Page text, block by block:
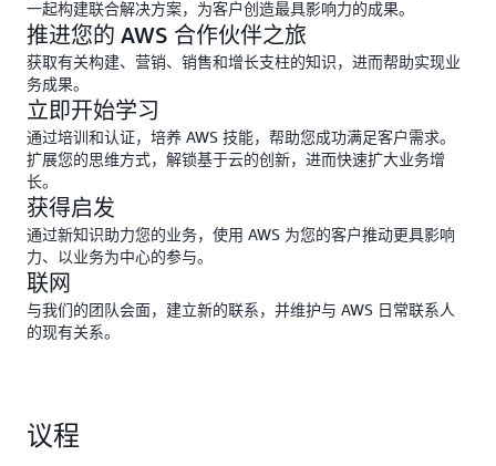
一起构建联合解决方案，为客户创造最具影响力的成果。
推进您的 AWS 合作伙伴之旅
获取有关构建、营销、销售和增长支柱的知识，进而帮助实现业
务成果。
立即开始学习
通过培训和认证，培养 AWS 技能，帮助您成功满足客户需求。
扩展您的思维方式，解锁基于云的创新，进而快速扩大业务增
长。
获得启发
通过新知识助力您的业务，使用 AWS 为您的客户推动更具影响
力、以业务为中心的参与。
联网
与我们的团队会面，建立新的联系，并维护与 AWS 日常联系人
的现有关系。
议程